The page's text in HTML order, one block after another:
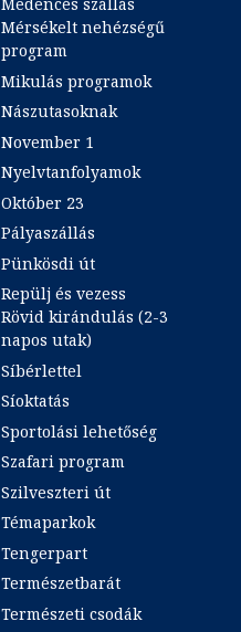
Mérsékelt nehézségű
program
Mikulás programok
Nászutasoknak
November 1
Nyelvtanfolyamok
Október 23
Pályaszállás
Pünkösdi út
Repülj és vezess
Rövid kirándulás (2-3
napos utak)
Síbérlettel
Síoktatás
Sportolási lehetőség
Szafari program
Szilveszteri út
Témaparkok
Tengerpart
Természetbarát
Természeti csodák